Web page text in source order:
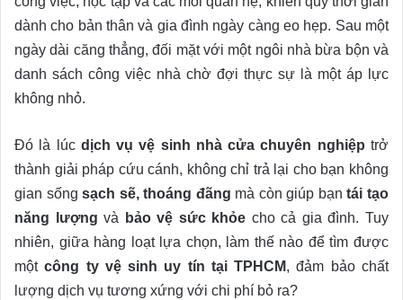
dành cho bản thân và gia đình ngày càng eo hẹp. Sau một
ngày dài căng thẳng, đối mặt với một ngôi nhà bừa bộn và
danh sách công việc nhà chờ đợi thực sự là một áp lực
không nhỏ.
Đó là lúc dịch vụ vệ sinh nhà cửa chuyên nghiệp trở
thành giải pháp cứu cánh, không chỉ trả lại cho bạn không
gian sốngsạch sẽ, thoáng đãng mà còn giúp bạntái tạo
năng lượng và bảo vệ sức khỏe cho cả gia đình. Tuy
nhiên, giữa hàng loạt lựa chọn, làm thế nào để tìm được
mộtcông ty vệ sinh uy tín tại TPHCM, đảm bảo chất
lượng dịch vụ tương xứng với chi phí bỏ ra?